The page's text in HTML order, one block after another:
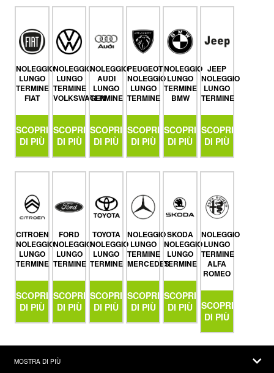
NOLEGGIO
LUNGO
TERMINE
FIAT
SCOPRI
DI PIÙ
NOLEGGIO
LUNGO
TERMINE
VOLKSWAGEN
SCOPRI
DI PIÙ
NOLEGGIO
AUDI
LUNGO
TERMINE
SCOPRI
DI PIÙ
PEUGEOT
NOLEGGIO
LUNGO
TERMINE
SCOPRI
DI PIÙ
NOLEGGIO
LUNGO
TERMINE
BMW
SCOPRI
DI PIÙ
JEEP
NOLEGGIO
LUNGO
TERMINE
SCOPRI
DI PIÙ
CITROEN
NOLEGGIO
LUNGO
TERMINE
SCOPRI
DI PIÙ
FORD
NOLEGGIO
LUNGO
TERMINE
SCOPRI
DI PIÙ
TOYOTA
NOLEGGIO
LUNGO
TERMINE
SCOPRI
DI PIÙ
NOLEGGIO
LUNGO
TERMINE
MERCEDES
SCOPRI
DI PIÙ
SKODA
NOLEGGIO
LUNGO
TERMINE
SCOPRI
DI PIÙ
NOLEGGIO
LUNGO
TERMINE
ALFA
ROMEO
SCOPRI
DI PIÙ
MOSTRA DI PIÙ